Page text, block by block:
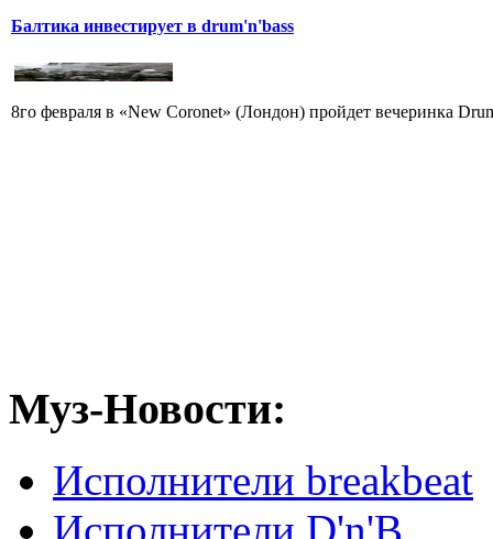
Балтика инвестирует в drum'n'bass
8го февраля в «New Coronet» (Лондон) пройдет вечеринка
Муз-Новости:
Исполнители breakbeat
Исполнители D'n'B